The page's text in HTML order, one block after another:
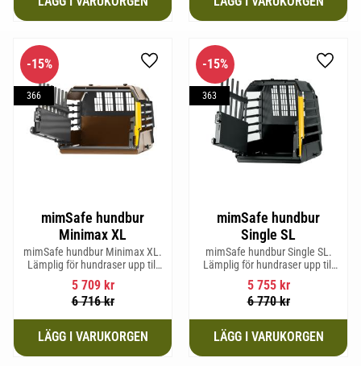
mimSafe hundbur
Minimax XL
mimSafe hundbur Minimax XL.
Lämplig för hundraser upp till
38 cm i mankhöjd.
5 709kr
6 716kr
15%
366
Lägg till i favoriter
mimSafe hundbur
Single SL
mimSafe hundbur Single SL.
Lämplig för hundraser upp till
58 cm i mankhöjd.
5 755kr
6 770kr
15%
363
Lägg